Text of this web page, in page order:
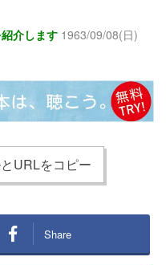
介します 1963/09/08(日)
URLをコピー
Share